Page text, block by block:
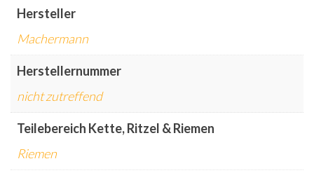
Hersteller
Machermann
Herstellernummer
nicht zutreffend
Teilebereich Kette, Ritzel & Riemen
Riemen